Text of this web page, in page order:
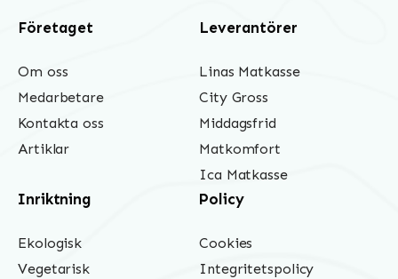
Företaget
Om oss
Medarbetare
Kontakta oss
Artiklar
Leverantörer
Linas Matkasse
City Gross
Middagsfrid
Matkomfort
Ica Matkasse
Inriktning
Ekologisk
Vegetarisk
Policy
Cookies
Integritetspolicy